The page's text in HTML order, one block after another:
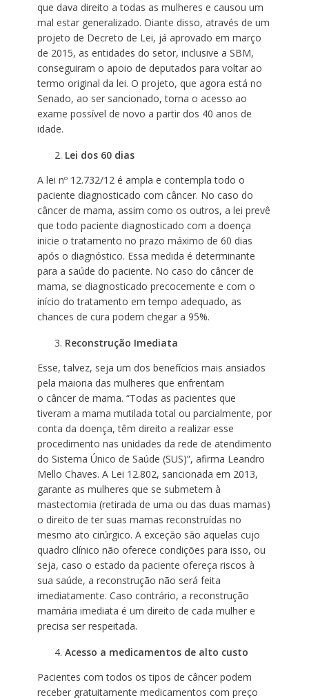
que dava direito a todas as mulheres e causou um
mal estar generalizado. Diante disso, através de um
projeto de Decreto de Lei, já aprovado em março
de 2015, as entidades do setor, inclusive a SBM,
conseguiram o apoio de deputados para voltar ao
termo original da lei. O projeto, que agora está no
Senado, ao ser sancionado, torna o acesso ao
exame possível de novo a partir dos 40 anos de
idade.
Lei dos 60 dias
A lei nº 12.732/12 é ampla e contempla todo o
paciente diagnosticado com câncer. No caso do
câncer de mama, assim como os outros, a lei prevê
que todo paciente diagnosticado com a doença
inicie o tratamento no prazo máximo de 60 dias
após o diagnóstico. Essa medida é determinante
para a saúde do paciente. No caso do câncer de
mama, se diagnosticado precocemente e com o
início do tratamento em tempo adequado, as
chances de cura podem chegar a 95%.
Reconstrução Imediata
Esse, talvez, seja um dos benefícios mais ansiados
pela maioria das mulheres que enfrentam
o câncer de mama. “Todas as pacientes que
tiveram a mama mutilada total ou parcialmente, por
conta da doença, têm direito a realizar esse
procedimento nas unidades da rede de atendimento
do Sistema Único de Saúde (SUS)”, afirma Leandro
Mello Chaves. A Lei 12.802, sancionada em 2013,
garante as mulheres que se submetem à
mastectomia (retirada de uma ou das duas mamas)
o direito de ter suas mamas reconstruídas no
mesmo ato cirúrgico. A exceção são aquelas cujo
quadro clínico não oferece condições para isso, ou
seja, caso o estado da paciente ofereça riscos à
sua saúde, a reconstrução não será feita
imediatamente. Caso contrário, a reconstrução
mamária imediata é um direito de cada mulher e
precisa ser respeitada.
Acesso a medicamentos de alto custo
Pacientes com todos os tipos de câncer podem
receber gratuitamente medicamentos com preço